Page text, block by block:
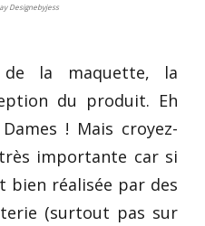
Designebyjess
la maquette, la
du produit. Eh
! Mais croyez-
importante car si
bien réalisée par des
(surtout pas sur